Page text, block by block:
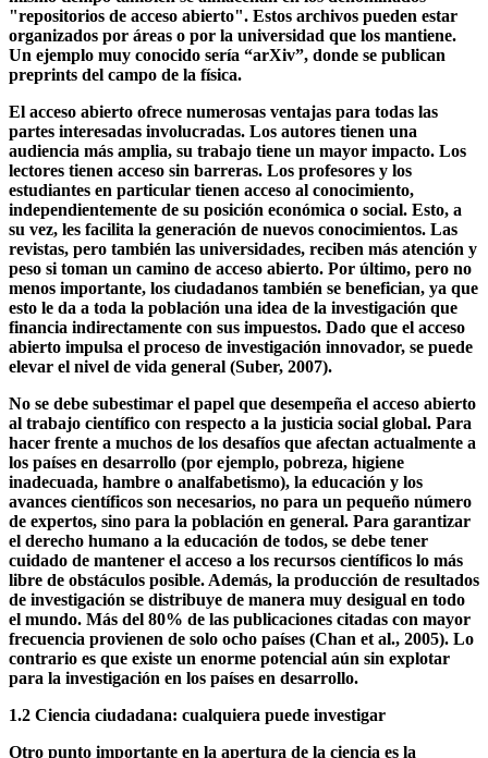
Otra ruta de acceso abierto sería el “acceso abierto verde”. Los
artículos se publican en revistas de acceso restringido, pero al
mismo tiempo también se almacenan en los denominados
"repositorios de acceso abierto". Estos archivos pueden estar
organizados por áreas o por la universidad que los mantiene.
Un ejemplo muy conocido sería “arXiv”, donde se publican
preprints del campo de la física.
El acceso abierto ofrece numerosas ventajas para todas las
partes interesadas involucradas. Los autores tienen una
audiencia más amplia, su trabajo tiene un mayor impacto. Los
lectores tienen acceso sin barreras. Los profesores y los
estudiantes en particular tienen acceso al conocimiento,
independientemente de su posición económica o social. Esto, a
su vez, les facilita la generación de nuevos conocimientos. Las
revistas, pero también las universidades, reciben más atención y
peso si toman un camino de acceso abierto. Por último, pero no
menos importante, los ciudadanos también se benefician, ya que
esto le da a toda la población una idea de la investigación que
financia indirectamente con sus impuestos. Dado que el acceso
abierto impulsa el proceso de investigación innovador, se puede
elevar el nivel de vida general (Suber, 2007).
No se debe subestimar el papel que desempeña el acceso abierto
al trabajo científico con respecto a la justicia social global. Para
hacer frente a muchos de los desafíos que afectan actualmente a
los países en desarrollo (por ejemplo, pobreza, higiene
inadecuada, hambre o analfabetismo), la educación y los
avances científicos son necesarios, no para un pequeño número
de expertos, sino para la población en general. Para garantizar
el derecho humano a la educación de todos, se debe tener
cuidado de mantener el acceso a los recursos científicos lo más
libre de obstáculos posible. Además, la producción de resultados
de investigación se distribuye de manera muy desigual en todo
el mundo. Más del 80% de las publicaciones citadas con mayor
frecuencia provienen de solo ocho países (Chan et al., 2005). Lo
contrario es que existe un enorme potencial aún sin explotar
para la investigación en los países en desarrollo.